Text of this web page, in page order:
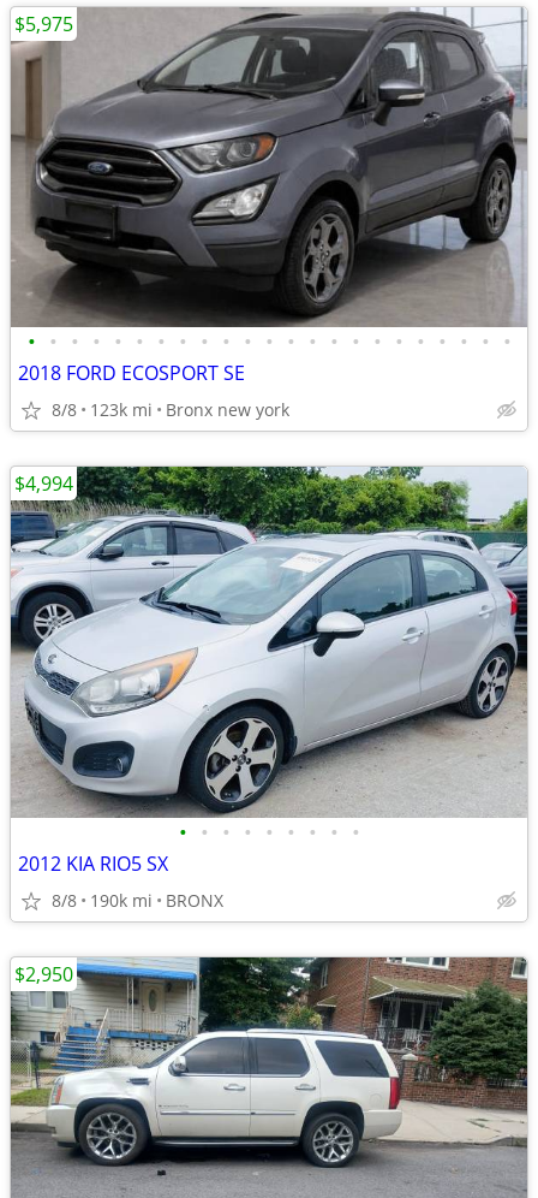
• • • • • • • • • • • • • • • • • • • • • • •
2018 FORD ECOSPORT SE
8/8 123k mi Bronx new york
$5,975
• • • • • • • • •
2012 KIA RIO5 SX
8/8 190k mi BRONX
$4,994
$2,950